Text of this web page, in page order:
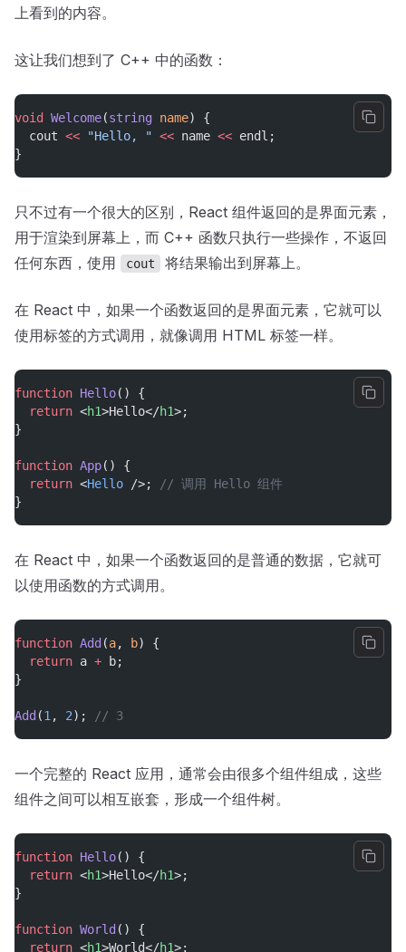
上看到的内容。
这让我们想到了 C++ 中的函数：
void Welcome(string name) {
  cout
<< "Hello, " << name << endl;
}
只不过有一个很大的区别，React 组件返回的是界面元素，
用于渲染到屏幕上，而 C++ 函数只执行一些操作，不返回
任何东西，使用
cout 将结果输出到屏幕上。
在 React 中，如果一个函数返回的是界面元素，它就可以
使用标签的方式调用，就像调用 HTML 标签一样。
function Hello() {
return <h1>Hello</h1>;
}
function App() {
return <Hello />;
// 调用 Hello 组件
}
在 React 中，如果一个函数返回的是普通的数据，它就可
以使用函数的方式调用。
function Add (a, b) {
return a + b;
}
Add (1 , 2); // 3
一个完整的 React 应用，通常会由很多个组件组成，这些
组件之间可以相互嵌套，形成一个组件树。
function Hello() {
return <h1>Hello</h1>;
}
function World () {
return <h1>World</h1>;